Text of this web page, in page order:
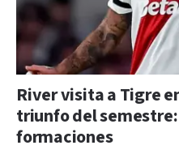
River visita a Tigre
triunfo del semestre:
formaciones